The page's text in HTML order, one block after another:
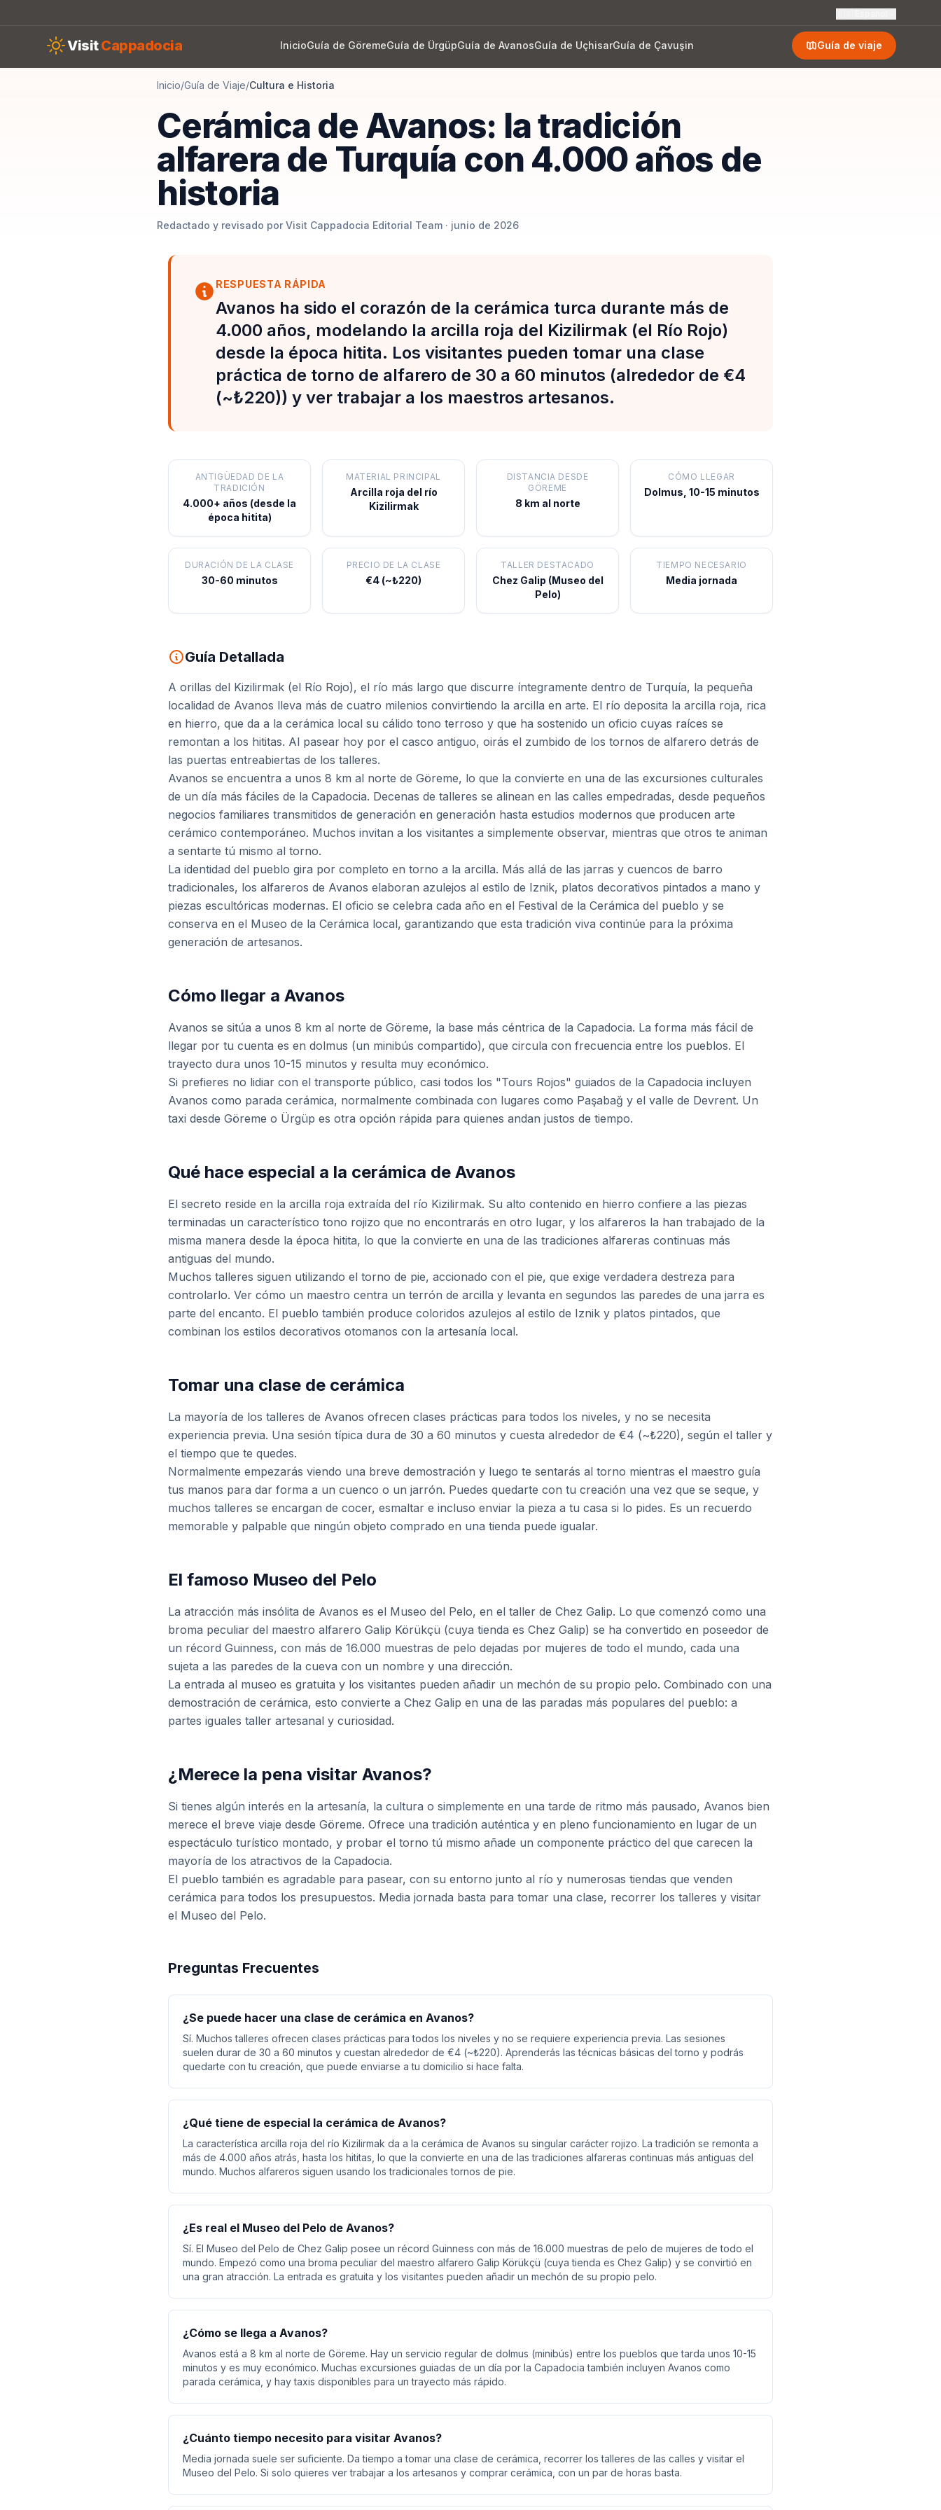
VisitCappadocia InicioGuía de GöremeGuía de ÜrgüpGuía de AvanosGuía de UçhisarGuía de Çavuşin Guía de viaje
Inicio/Guía de Viaje/Cultura e Historia
Cerámica de Avanos: la tradición
alfarera de Turquía con 4.000 años de
historia
Redactado y revisado por Visit Cappadocia Editorial Team · junio de 2026
RESPUESTA RÁPIDA
Avanos ha sido el corazón de la cerámica turca durante más de
4.000 años, modelando la arcilla roja del Kizilirmak (el Río Rojo)
desde la época hitita. Los visitantes pueden tomar una clase
práctica de torno de alfarero de 30 a 60 minutos (alrededor de €4
(~₺220)) y ver trabajar a los maestros artesanos.
ANTIGÜEDAD DE LA
TRADICIÓN
4.000+ años (desde la
época hitita)
MATERIAL PRINCIPAL
Arcilla roja del río
Kizilirmak
DISTANCIA DESDE
GÖREME
8 km al norte
CÓMO LLEGAR
Dolmus, 10-15 minutos
DURACIÓN DE LA CLASE
30-60 minutos
PRECIO DE LA CLASE
€4 (~₺220)
TALLER DESTACADO
Chez Galip (Museo del
Pelo)
TIEMPO NECESARIO
Media jornada
Guía Detallada
A orillas del Kizilirmak (el Río Rojo), el río más largo que discurre íntegramente dentro de Turquía, la pequeña
localidad de Avanos lleva más de cuatro milenios convirtiendo la arcilla en arte. El río deposita la arcilla roja, rica
en hierro, que da a la cerámica local su cálido tono terroso y que ha sostenido un oficio cuyas raíces se
remontan a los hititas. Al pasear hoy por el casco antiguo, oirás el zumbido de los tornos de alfarero detrás de
las puertas entreabiertas de los talleres.
Avanos se encuentra a unos 8 km al norte de Göreme, lo que la convierte en una de las excursiones culturales
de un día más fáciles de la Capadocia. Decenas de talleres se alinean en las calles empedradas, desde pequeños
negocios familiares transmitidos de generación en generación hasta estudios modernos que producen arte
cerámico contemporáneo. Muchos invitan a los visitantes a simplemente observar, mientras que otros te animan
a sentarte tú mismo al torno.
La identidad del pueblo gira por completo en torno a la arcilla. Más allá de las jarras y cuencos de barro
tradicionales, los alfareros de Avanos elaboran azulejos al estilo de Iznik, platos decorativos pintados a mano y
piezas escultóricas modernas. El oficio se celebra cada año en el Festival de la Cerámica del pueblo y se
conserva en el Museo de la Cerámica local, garantizando que esta tradición viva continúe para la próxima
generación de artesanos.
Cómo llegar a Avanos
Avanos se sitúa a unos 8 km al norte de Göreme, la base más céntrica de la Capadocia. La forma más fácil de
llegar por tu cuenta es en dolmus (un minibús compartido), que circula con frecuencia entre los pueblos. El
trayecto dura unos 10-15 minutos y resulta muy económico.
Si prefieres no lidiar con el transporte público, casi todos los "Tours Rojos" guiados de la Capadocia incluyen
Avanos como parada cerámica, normalmente combinada con lugares como Paşabağ y el valle de Devrent. Un
taxi desde Göreme o Ürgüp es otra opción rápida para quienes andan justos de tiempo.
Qué hace especial a la cerámica de Avanos
El secreto reside en la arcilla roja extraída del río Kizilirmak. Su alto contenido en hierro confiere a las piezas
terminadas un característico tono rojizo que no encontrarás en otro lugar, y los alfareros la han trabajado de la
misma manera desde la época hitita, lo que la convierte en una de las tradiciones alfareras continuas más
antiguas del mundo.
Muchos talleres siguen utilizando el torno de pie, accionado con el pie, que exige verdadera destreza para
controlarlo. Ver cómo un maestro centra un terrón de arcilla y levanta en segundos las paredes de una jarra es
parte del encanto. El pueblo también produce coloridos azulejos al estilo de Iznik y platos pintados, que
combinan los estilos decorativos otomanos con la artesanía local.
Tomar una clase de cerámica
La mayoría de los talleres de Avanos ofrecen clases prácticas para todos los niveles, y no se necesita
experiencia previa. Una sesión típica dura de 30 a 60 minutos y cuesta alrededor de €4 (~₺220), según el taller y
el tiempo que te quedes.
Normalmente empezarás viendo una breve demostración y luego te sentarás al torno mientras el maestro guía
tus manos para dar forma a un cuenco o un jarrón. Puedes quedarte con tu creación una vez que se seque, y
muchos talleres se encargan de cocer, esmaltar e incluso enviar la pieza a tu casa si lo pides. Es un recuerdo
memorable y palpable que ningún objeto comprado en una tienda puede igualar.
El famoso Museo del Pelo
La atracción más insólita de Avanos es el Museo del Pelo, en el taller de Chez Galip. Lo que comenzó como una
broma peculiar del maestro alfarero Galip Körükçü (cuya tienda es Chez Galip) se ha convertido en poseedor de
un récord Guinness, con más de 16.000 muestras de pelo dejadas por mujeres de todo el mundo, cada una
sujeta a las paredes de la cueva con un nombre y una dirección.
La entrada al museo es gratuita y los visitantes pueden añadir un mechón de su propio pelo. Combinado con una
demostración de cerámica, esto convierte a Chez Galip en una de las paradas más populares del pueblo: a
partes iguales taller artesanal y curiosidad.
¿Merece la pena visitar Avanos?
Si tienes algún interés en la artesanía, la cultura o simplemente en una tarde de ritmo más pausado, Avanos bien
merece el breve viaje desde Göreme. Ofrece una tradición auténtica y en pleno funcionamiento en lugar de un
espectáculo turístico montado, y probar el torno tú mismo añade un componente práctico del que carecen la
mayoría de los atractivos de la Capadocia.
El pueblo también es agradable para pasear, con su entorno junto al río y numerosas tiendas que venden
cerámica para todos los presupuestos. Media jornada basta para tomar una clase, recorrer los talleres y visitar
el Museo del Pelo.
Preguntas Frecuentes
¿Se puede hacer una clase de cerámica en Avanos?
Sí. Muchos talleres ofrecen clases prácticas para todos los niveles y no se requiere experiencia previa. Las sesiones
suelen durar de 30 a 60 minutos y cuestan alrededor de €4 (~₺220). Aprenderás las técnicas básicas del torno y podrás
quedarte con tu creación, que puede enviarse a tu domicilio si hace falta.
¿Qué tiene de especial la cerámica de Avanos?
La característica arcilla roja del río Kizilirmak da a la cerámica de Avanos su singular carácter rojizo. La tradición se remonta a
más de 4.000 años atrás, hasta los hititas, lo que la convierte en una de las tradiciones alfareras continuas más antiguas del
mundo. Muchos alfareros siguen usando los tradicionales tornos de pie.
¿Es real el Museo del Pelo de Avanos?
Sí. El Museo del Pelo de Chez Galip posee un récord Guinness con más de 16.000 muestras de pelo de mujeres de todo el
mundo. Empezó como una broma peculiar del maestro alfarero Galip Körükçü (cuya tienda es Chez Galip) y se convirtió en
una gran atracción. La entrada es gratuita y los visitantes pueden añadir un mechón de su propio pelo.
¿Cómo se llega a Avanos?
Avanos está a 8 km al norte de Göreme. Hay un servicio regular de dolmus (minibús) entre los pueblos que tarda unos 10-15
minutos y es muy económico. Muchas excursiones guiadas de un día por la Capadocia también incluyen Avanos como
parada cerámica, y hay taxis disponibles para un trayecto más rápido.
¿Cuánto tiempo necesito para visitar Avanos?
Media jornada suele ser suficiente. Da tiempo a tomar una clase de cerámica, recorrer los talleres de las calles y visitar el
Museo del Pelo. Si solo quieres ver trabajar a los artesanos y comprar cerámica, con un par de horas basta.